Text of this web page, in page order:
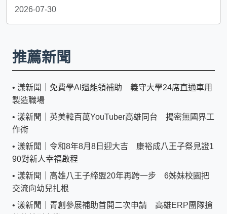
2026-07-30
推薦新聞
• 漾新聞｜免費學AI還能領補助 義守大學24席直通車用
製造職場
• 漾新聞｜英美韓百萬YouTuber高雄同台 揭密無國界工
作術
• 漾新聞｜令和8年8月8日迎大吉 康裕成八王子祭見證1
90對新人幸福啟程
• 漾新聞｜高雄八王子締盟20年再跨一步 6姊妹校園把
交流向幼兒扎根
• 漾新聞｜青創參展補助首開二次申請 高雄ERP團隊搶